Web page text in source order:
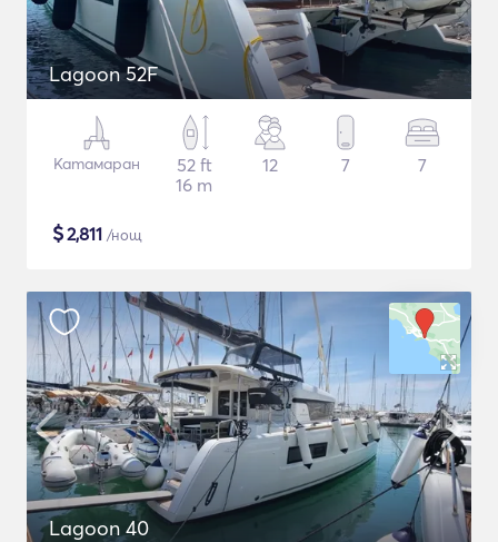
Lagoon 52F
Катамаран
52 ft
16 m
12 7 7
$2,811 /нощ
Lagoon 40